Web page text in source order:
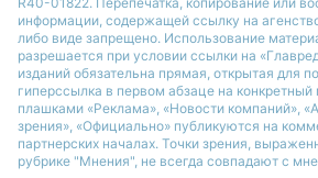
информации, содержащей ссылку на
либо виде запрещено. Использование
разрешается при условии ссылки на
изданий обязательна прямая, открытая для
гиперссылка в первом абзаце на
плашками «Реклама», «Новости компаний»,
зрения», «Официально» публикуются на
партнерских началах. Точки зрения,
рубрике "Мнения", не всегда совпадают с